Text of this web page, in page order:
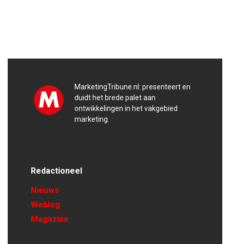
MarketingTribune.nl: presenteert en
duidt het brede palet aan
ontwikkelingen in het vakgebied
marketing.
Redactioneel
Nieuws
Weblog
Magazine